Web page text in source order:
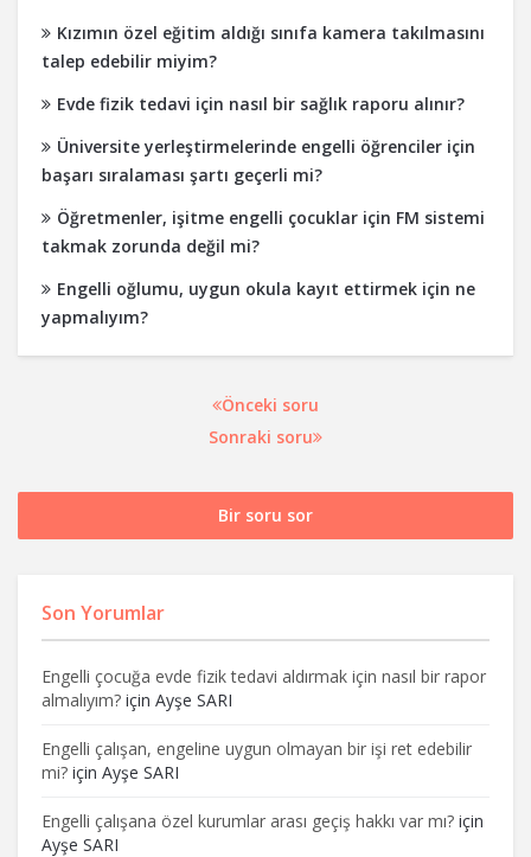
Kızımın özel eğitim aldığı sınıfa kamera takılmasını
talep edebilir miyim?
Evde fizik tedavi için nasıl bir sağlık raporu alınır?
Üniversite yerleştirmelerinde engelli öğrenciler için
başarı sıralaması şartı geçerli mi?
Öğretmenler, işitme engelli çocuklar için FM sistemi
takmak zorunda değil mi?
Engelli oğlumu, uygun okula kayıt ettirmek için ne
yapmalıyım?
Önceki soru
Sonraki soru
Bir soru sor
Son Yorumlar
Engelli çocuğa evde fizik tedavi aldırmak için nasıl bir rapor
almalıyım? için Ayşe SARI
Engelli çalışan, engeline uygun olmayan bir işi ret edebilir
mi? için Ayşe SARI
Engelli çalışana özel kurumlar arası geçiş hakkı var mı? için
Ayşe SARI